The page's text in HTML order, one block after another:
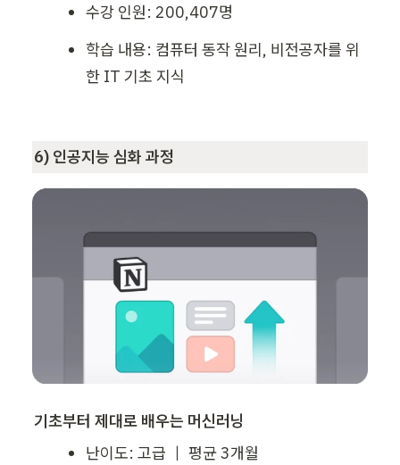
수강 인원: 200,407명
학습 내용: 컴퓨터 동작 원리, 비전공자를 위
한 IT 기초 지식
6) 인공지능 심화 과정
기초부터 제대로 배우는 머신러닝
난이도: 고급 ｜ 평균 3개월